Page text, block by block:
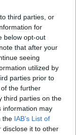
third parties, or
for
below opt-out
that after your
seeing
utilized by
parties prior to
the further
third parties on the
information may
the IAB’s List of
disclose it to other
Η Ίος στα καλύτερα
για το 2026
Άνδρος